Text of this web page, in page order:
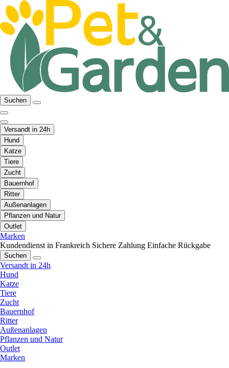
Suchen
Versandt in 24h
Hund
Katze
Tiere
Zucht
Bauernhof
Ritter
Außenanlagen
Pflanzen und Natur
Outlet
Marken
Kundendienst in Frankreich Sichere Zahlung Einfache Rückgabe
Suchen
Versandt in 24h
Hund
Katze
Tiere
Zucht
Bauernhof
Ritter
Außenanlagen
Pflanzen und Natur
Outlet
Marken